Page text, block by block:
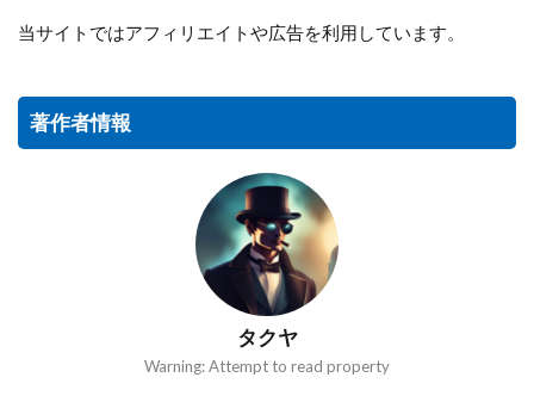
当サイトではアフィリエイトや広告を利用しています。
著作者情報
タクヤ
Warning: Attempt to read property